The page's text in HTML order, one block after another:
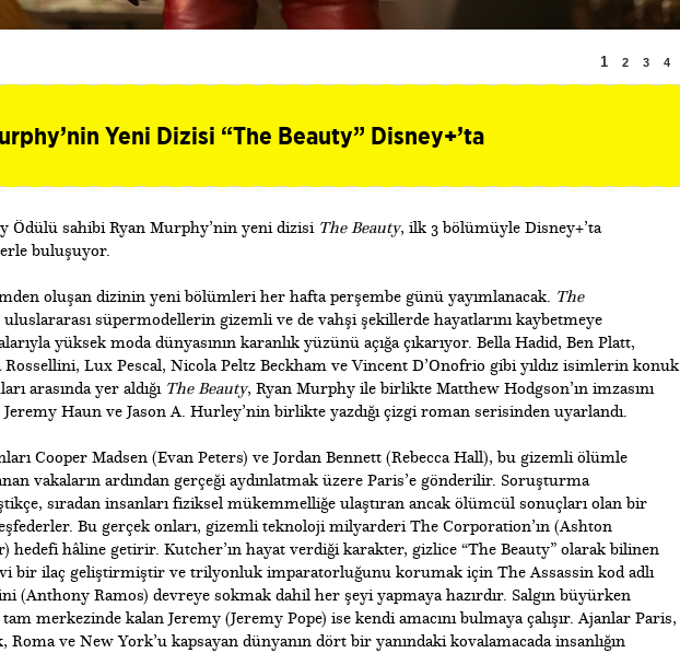
1 2 3 4
Yeni Dizisi “The Beauty” Disney+’ta
Ödülü sahibi Ryan Murphy’nin yeni dizisi The Beauty, ilk 3 bölümüyle Disney+’ta
buluşuyor.
oluşan dizinin yeni bölümleri her hafta perşembe günü yayımlanacak. The
uluslararası süpermodellerin gizemli ve de vahşi şekillerde hayatlarını kaybetmeye
yüksek moda dünyasının karanlık yüzünü açığa çıkarıyor. Bella Hadid, Ben Platt,
Rossellini, Lux Pescal, Nicola Peltz Beckham ve Vincent D’Onofrio gibi yıldız isimlerin konuk
arasında yer aldığı The Beauty, Ryan Murphy ile birlikte Matthew Hodgson’ın imzasını
Jeremy Haun ve Jason A. Hurley’nin birlikte yazdığı çizgi roman serisinden uyarlandı.
Cooper Madsen (Evan Peters) ve Jordan Bennett (Rebecca Hall), bu gizemli ölümle
vakaların ardından gerçeği aydınlatmak üzere Paris’e gönderilir. Soruşturma
sıradan insanları fiziksel mükemmelliğe ulaştıran ancak ölümcül sonuçları olan bir
Bu gerçek onları, gizemli teknoloji milyarderi The Corporation’ın (Ashton
hedefi hâline getirir. Kutcher’ın hayat verdiği karakter, gizlice “The Beauty” olarak bilinen
bir ilaç geliştirmiştir ve trilyonluk imparatorluğunu korumak için The Assassin kod adlı
(Anthony Ramos) devreye sokmak dahil her şeyi yapmaya hazırdır. Salgın büyürken
merkezinde kalan Jeremy (Jeremy Pope) ise kendi amacını bulmaya çalışır. Ajanlar Paris,
Roma ve New York’u kapsayan dünyanın dört bir yanındaki kovalamacada insanlığın